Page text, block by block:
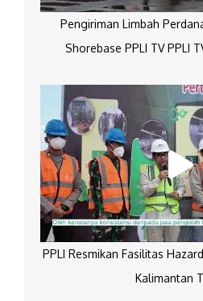
Pengiriman Limbah
Shorebase PPLI TV PPLI
PPLI Resmikan Fasilitas
Kalimantan